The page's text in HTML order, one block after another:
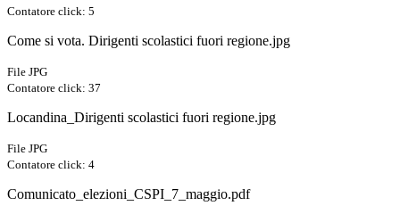
Contatore click: 5
Come si vota. Dirigenti scolastici fuori regione.jpg
File JPG
Contatore click: 37
Locandina_Dirigenti scolastici fuori regione.jpg
File JPG
Contatore click: 4
Comunicato_elezioni_CSPI_7_maggio.pdf